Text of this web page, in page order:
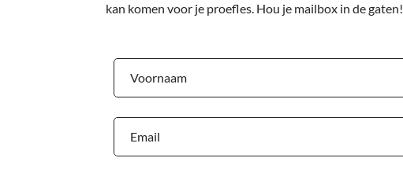
kan komen voor je proefles. Hou je mailbox in de gaten!